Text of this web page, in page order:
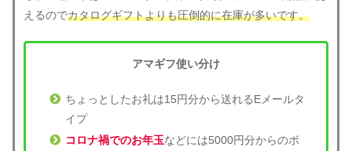
えるのでカタログギフトよりも圧倒的に在庫が多いです。
アマギフ使い分け
ちょっとしたお礼は15円分から送れるEメールタ
イプ
コロナ禍でのお年玉などには5000円分からのボ